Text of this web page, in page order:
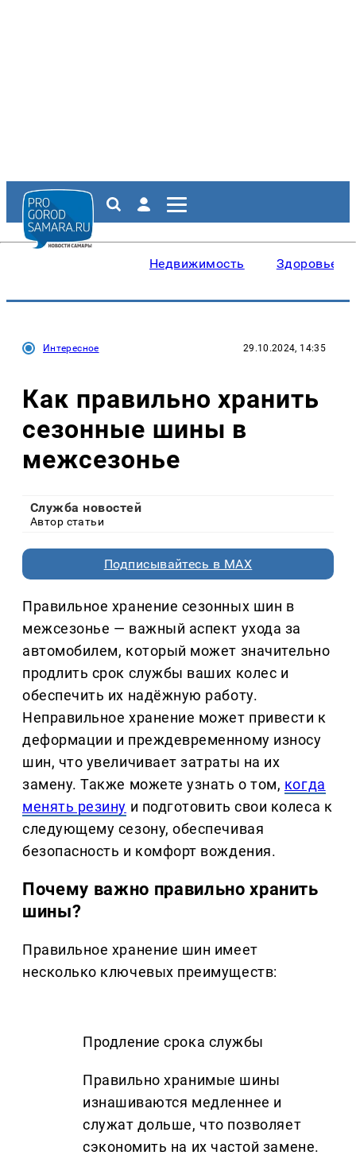
Недвижимость Здоровье
Интересное 29.10.2024, 14:35
Как правильно хранить
сезонные шины в
межсезонье
Служба новостей
Автор статьи
Подписывайтесь в MAX
Правильное хранение сезонных шин в
межсезонье — важный аспект ухода за
автомобилем, который может значительно
продлить срок службы ваших колес и
обеспечить их надёжную работу.
Неправильное хранение может привести к
деформации и преждевременному износу
шин, что увеличивает затраты на их
замену. Также можете узнать о том, когда
менять резину и подготовить свои колеса к
следующему сезону, обеспечивая
безопасность и комфорт вождения.
Почему важно правильно хранить
шины?
Правильное хранение шин имеет
несколько ключевых преимуществ:
Продление срока службы
Правильно хранимые шины
изнашиваются медленнее и
служат дольше, что позволяет
сэкономить на их частой замене.